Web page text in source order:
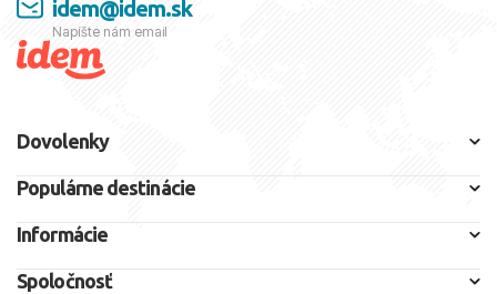
idem@idem.sk
Napíšte nám email
Dovolenky
Populárne destinácie
Informácie
Spoločnosť